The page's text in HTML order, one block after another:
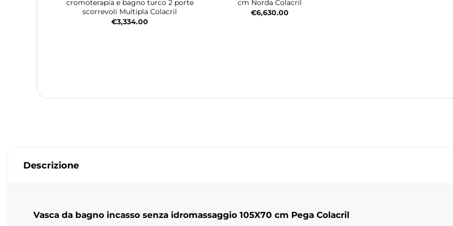
cromoterapia e bagno turco 2 porte
scorrevoli Multipla Colacril
€3,334.00
cm Norda Colacril
€6,630.00
Descrizione
Vasca da bagno incasso senza idromassaggio 105X70 cm Pega Colacril